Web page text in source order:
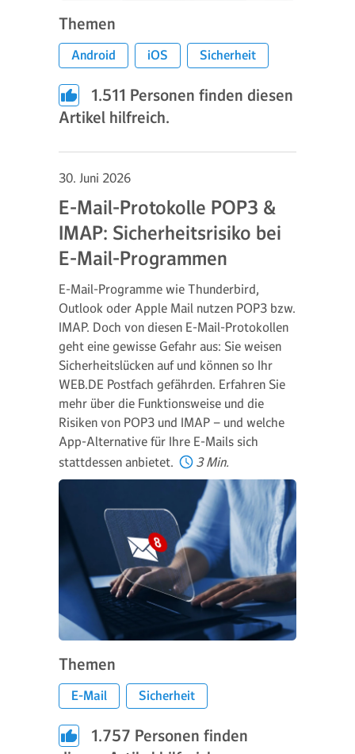
Themen
Android iOS Sicherheit
1.511 Personen finden diesen
Artikel hilfreich.
30. Juni 2026
E-Mail-Protokolle POP3 &
IMAP: Sicherheitsrisiko bei
E-Mail-Programmen
E-Mail-Programme wie Thunderbird,
Outlook oder Apple Mail nutzen POP3 bzw.
IMAP. Doch von diesen E-Mail-Protokollen
geht eine gewisse Gefahr aus: Sie weisen
Sicherheitslücken auf und können so Ihr
WEB.DE Postfach gefährden. Erfahren Sie
mehr über die Funktionsweise und die
Risiken von POP3 und IMAP – und welche
App-Alternative für Ihre E-Mails sich
stattdessen anbietet.
3 Min.
Themen
E-Mail Sicherheit
1.757 Personen finden